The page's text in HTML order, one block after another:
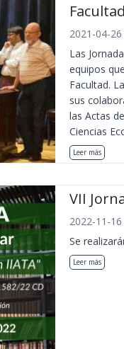
2021-04-26
Las
equipos
Facultad.
sus
las Actas
Ciencias
Leer más
VII
2022-11-16
Se
Leer más